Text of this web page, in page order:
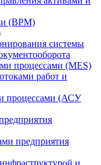
(BPM)
системы
процессами (MES)
работ и
процессами (АСУ
предприятия
и